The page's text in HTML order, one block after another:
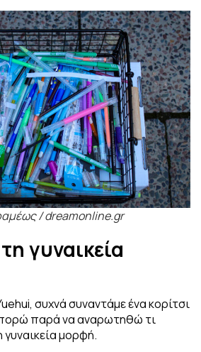
/ dreamonline.gr
γυναικεία
συχνά συναντάμε ένα κορίτσι
παρά να αναρωτηθώ τι
γυναικεία μορφή.